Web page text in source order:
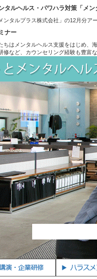
タルヘルス・パワハラ対策「メ
ンタルプラス株式会社」の12月分ア
ナー
ちはメンタルヘルス支援をはじめ、
修など、カウンセリング経験も豊富
スメント・